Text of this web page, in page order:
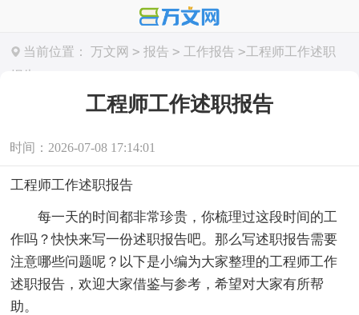
当前位置： 万文网 > 报告 > 工作报告 >工程师工作述职
报告
工程师工作述职报告
时间：2026-07-08 17:14:01
工程师工作述职报告
每一天的时间都非常珍贵，你梳理过这段时间的工
作吗？快快来写一份述职报告吧。那么写述职报告需要
注意哪些问题呢？以下是小编为大家整理的工程师工作
述职报告，欢迎大家借鉴与参考，希望对大家有所帮
助。